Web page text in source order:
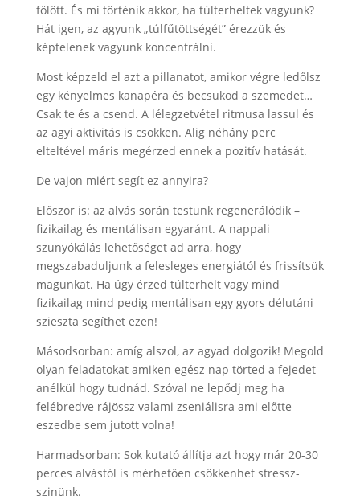
fölött. És mi történik akkor, ha túlterheltek vagyunk?
Hát igen, az agyunk „túlfűtöttségét” érezzük és
képtelenek vagyunk koncentrálni.
Most képzeld el azt a pillanatot, amikor végre ledőlsz
egy kényelmes kanapéra és becsukod a szemedet…
Csak te és a csend. A lélegzetvétel ritmusa lassul és
az agyi aktivitás is csökken. Alig néhány perc
elteltével máris megérzed ennek a pozitív hatását.
De vajon miért segít ez annyira?
Először is: az alvás során testünk regenerálódik –
fizikailag és mentálisan egyaránt. A nappali
szunyókálás lehetőséget ad arra, hogy
megszabaduljunk a felesleges energiától és frissítsük
magunkat. Ha úgy érzed túlterhelt vagy mind
fizikailag mind pedig mentálisan egy gyors délutáni
szieszta segíthet ezen!
Másodsorban: amíg alszol, az agyad dolgozik! Megold
olyan feladatokat amiken egész nap törted a fejedet
anélkül hogy tudnád. Szóval ne lepődj meg ha
felébredve rájössz valami zseniálisra ami előtte
eszedbe sem jutott volna!
Harmadsorban: Sok kutató állítja azt hogy már 20-30
perces alvástól is mérhetően csökkenhet stressz-
szinünk.